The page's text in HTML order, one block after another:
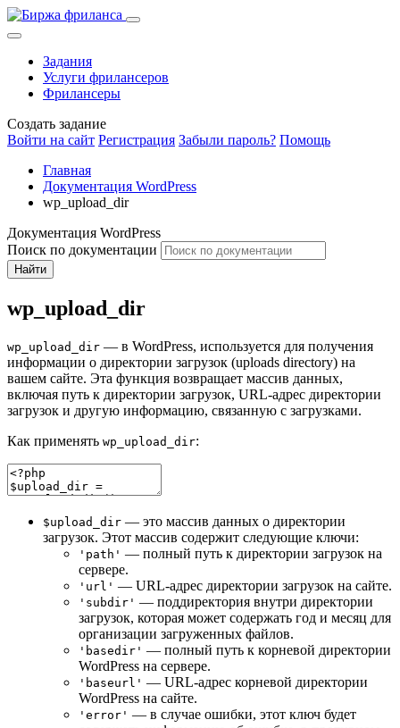
Задания
Услуги фрилансеров
Фрилансеры
Создать задание
Войти на сайт Регистрация Забыли пароль? Помощь
Главная
Документация WordPress
wp_upload_dir
Документация WordPress
Поиск по документации
Найти
wp_upload_dir
wp_upload_dir — в WordPress, используется для получения
информации о директории загрузок (uploads directory) на
вашем сайте. Эта функция возвращает массив данных,
включая путь к директории загрузок, URL-адрес директории
загрузок и другую информацию, связанную с загрузками.
Как применять wp_upload_dir:
$upload_dir — это массив данных о директории
загрузок. Этот массив содержит следующие ключи:
'path' — полный путь к директории загрузок на
сервере.
'url' — URL-адрес директории загрузок на сайте.
'subdir' — поддиректория внутри директории
загрузок, которая может содержать год и месяц для
организации загруженных файлов.
'basedir' — полный путь к корневой директории
WordPress на сервере.
'baseurl' — URL-адрес корневой директории
WordPress на сайте.
'error' — в случае ошибки, этот ключ будет